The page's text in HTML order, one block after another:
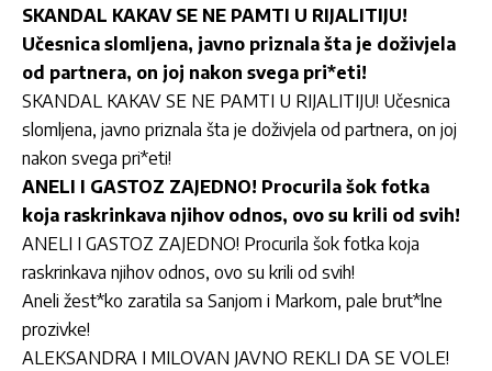
SKANDAL KAKAV SE NE PAMTI U RIJALITIJU!
Učesnica slomljena, javno priznala šta je doživjela
od partnera, on joj nakon svega pri*eti!
SKANDAL KAKAV SE NE PAMTI U RIJALITIJU! Učesnica
slomljena, javno priznala šta je doživjela od partnera, on joj
nakon svega pri*eti!
ANELI I GASTOZ ZAJEDNO! Procurila šok fotka
koja raskrinkava njihov odnos, ovo su krili od svih!
ANELI I GASTOZ ZAJEDNO! Procurila šok fotka koja
raskrinkava njihov odnos, ovo su krili od svih!
Aneli žest*ko zaratila sa Sanjom i Markom, pale brut*lne
prozivke!
ALEKSANDRA I MILOVAN JAVNO REKLI DA SE VOLE!